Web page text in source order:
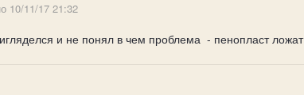
10/11/17 21:32
и не понял в чем проблема - пенопласт